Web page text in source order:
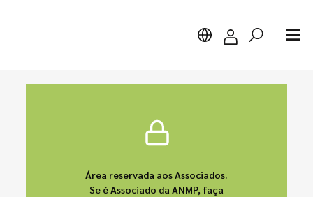
Área reservada aos Associados.
Se é Associado da ANMP, faça